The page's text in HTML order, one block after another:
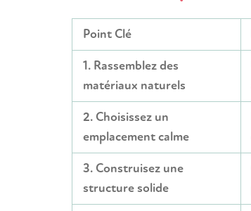
Point Clé
1. Rassemblez des
matériaux naturels
2. Choisissez un
emplacement calme
3. Construisez une
structure solide